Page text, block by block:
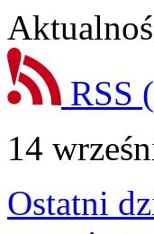
RSS
14
Ostatni